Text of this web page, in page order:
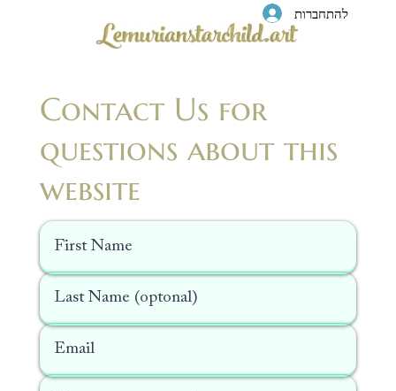
להתחברות
Contact Us for
questions about this
website